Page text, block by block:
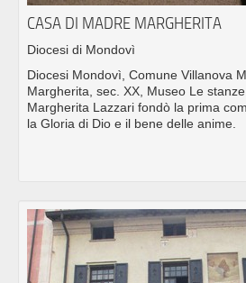
CASA DI MADRE MARGHERITA
Diocesi di Mondovì
Diocesi Mondovì, Comune Villanova
Margherita, sec. XX, Museo Le
Margherita Lazzari fondò la prima
la Gloria di Dio e il bene delle anime.